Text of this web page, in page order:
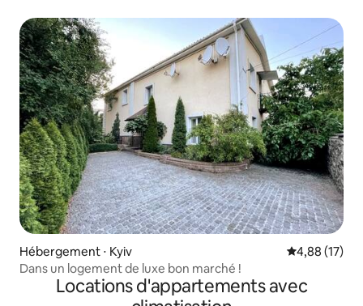
Hébergement ⋅ Kyiv Évaluation
4,88 (17)
Dans un logement de luxe bon marché !
Locations d'appartements avec